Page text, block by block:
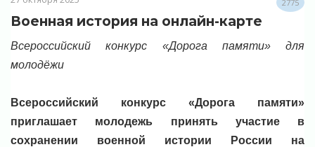
2775
Военная история на онлайн-карте
Всероссийский конкурс «Дорога памяти» для
молодёжи
Всероссийский конкурс «Дорога памяти»
приглашает молодежь принять участие в
сохранении военной истории России на